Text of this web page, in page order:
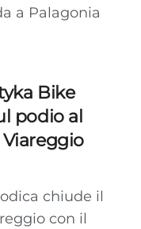
a Palagonia
Bike
podio al
chiude il
con il